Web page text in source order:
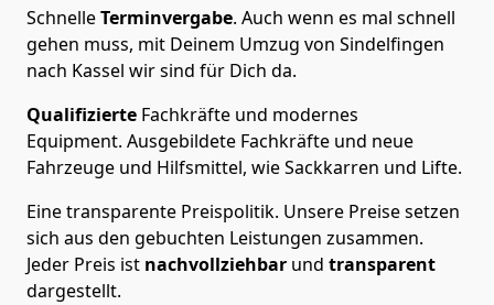
SchnelleTerminvergabe. Auch wenn es mal schnell
gehen muss, mit Deinem Umzug von Sindelfingen
nach Kassel wir sind für Dich da.
Qualifizierte Fachkräfte und modernes
Equipment. Ausgebildete Fachkräfte und neue
Fahrzeuge und Hilfsmittel, wie Sackkarren und Lifte.
Eine transparente Preispolitik. Unsere Preise setzen
sich aus den gebuchten Leistungen zusammen.
Jeder Preis ist nachvollziehbar und transparent
dargestellt.